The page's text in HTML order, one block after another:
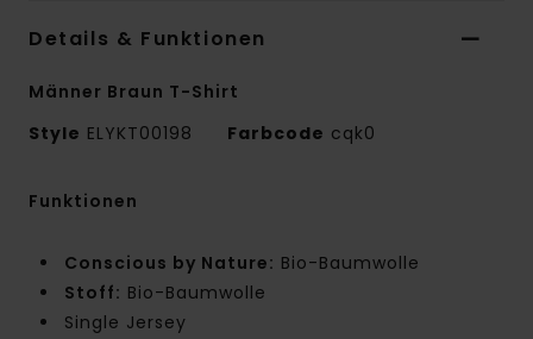
Details & Funktionen
Männer Braun T-Shirt
Style ELYKT00198 Farbcode cqk0
Funktionen
Conscious by Nature: Bio-Baumwolle
Stoff: Bio-Baumwolle
Single Jersey